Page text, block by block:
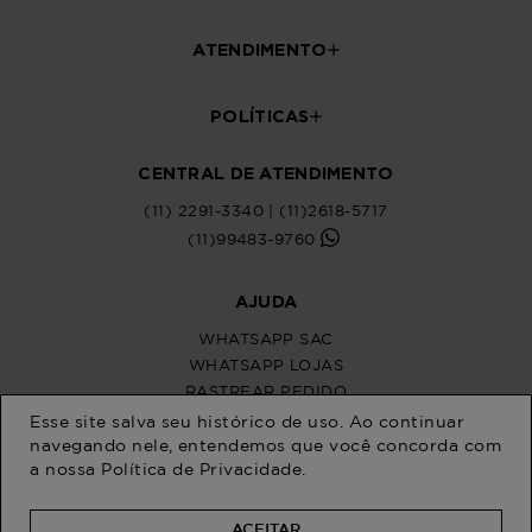
Esse site salva seu histórico de uso. Ao continuar
navegando nele, entendemos que você concorda com
a nossa Política de Privacidade
ACEITAR